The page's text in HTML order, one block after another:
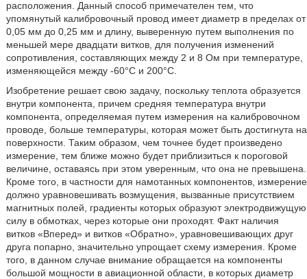
расположения. Данный способ примечателен тем, что
упомянутый калибровочный провод имеет диаметр в пределах от
0,05 мм до 0,25 мм и длину, выверенную путем выполнения по
меньшей мере двадцати витков, для получения изменений
сопротивления, составляющих между 2 и 8 Ом при температуре,
изменяющейся между -60°C и 200°C.
Изобретение решает свою задачу, поскольку теплота образуется
внутри компонента, причем средняя температура внутри
компонента, определяемая путем измерения на калибровочном
проводе, больше температуры, которая может быть достигнута на
поверхности. Таким образом, чем точнее будет произведено
измерение, тем ближе можно будет приблизиться к пороговой
величине, оставаясь при этом уверенным, что она не превышена.
Кроме того, в частности для намотанных компонентов, измерение
должно уравновешивать возмущения, вызванные присутствием
магнитных полей, градиенты которых образуют электродвижущую
силу в обмотках, через которые они проходят. Факт наличия
витков «Вперед» и витков «Обратно», уравновешивающих друг
друга попарно, значительно упрощает схему измерения. Кроме
того, в данном случае внимание обращается на компоненты
большой мощности в авиационной области, в которых диаметр